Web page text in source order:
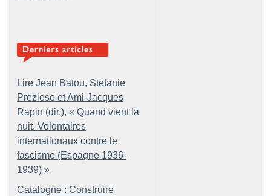
Lire Jean Batou, Stefanie
Prezioso et Ami-Jacques
Rapin (dir.), « Quand vient la
nuit. Volontaires
internationaux contre le
fascisme (Espagne 1936-
1939) »
Catalogne : Construire